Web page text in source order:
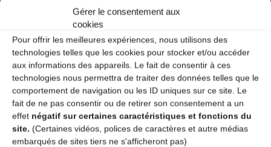
Gérer le consentement aux
cookies
Pour offrir les meilleures expériences, nous utilisons des
technologies telles que les cookies pour stocker et/ou accéder
aux informations des appareils. Le fait de consentir à ces
technologies nous permettra de traiter des données telles que le
comportement de navigation ou les ID uniques sur ce site. Le
fait de ne pas consentir ou de retirer son consentement a un
effet négatif sur certaines caractéristiques et fonctions du
site. (Certaines vidéos, polices de caractères et autre médias
embarqués de sites tiers ne s'afficheront pas)
A DECOUVRIR :